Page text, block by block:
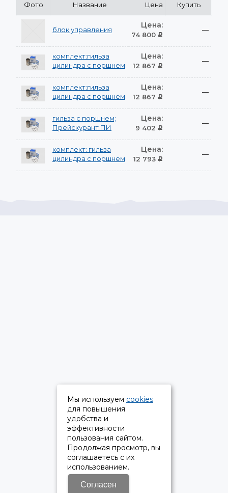
Фото Название Цена Купить
блок управления Цена:
74 800 Р
—
комплект:гильза
цилиндра с поршнем
Цена:
12 867 Р
—
комплект:гильза
цилиндра с поршнем
Цена:
12 867 Р
—
гильза с поршнем;
Прейскурант ПИ
Цена:
9 402 Р
—
комплект: гильза
цилиндра с поршнем
Цена:
12 793 Р
—
Мы используем cookies
для повышения
удобства и
эффективности
пользования сайтом.
Продолжая просмотр, вы
соглашаетесь с их
использованием.
Согласен